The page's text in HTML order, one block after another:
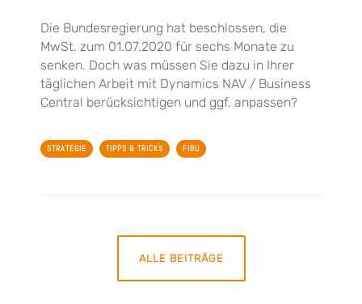
Die Bundesregierung hat beschlossen, die
MwSt. zum 01.07.2020 für sechs Monate zu
senken. Doch was müssen Sie dazu in Ihrer
täglichen Arbeit mit Dynamics NAV / Business
Central berücksichtigen und ggf. anpassen?
STRATEGIE TIPPS & TRICKS FIBU
ALLE BEITRÄGE